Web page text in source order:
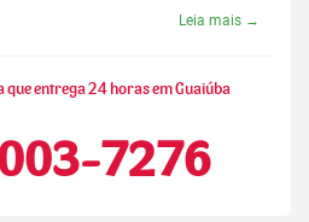
Leia mais →
que entrega 24 horas em Guaiúba
7276